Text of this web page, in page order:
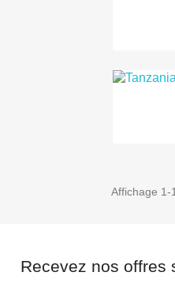
Affichage 1-
Recevez nos offres